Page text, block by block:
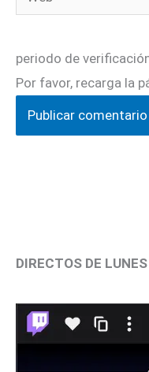
periodo de
Por favor, recarga la
DIRECTOS DE